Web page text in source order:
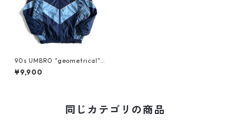
90s UMBRO "geometrical" T
rack Top
¥9,900
同じカテゴリの商品